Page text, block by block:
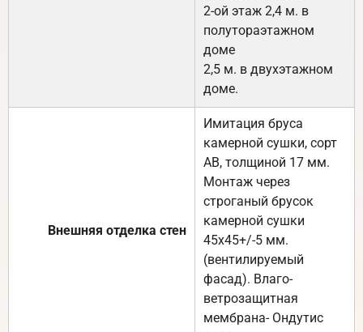
2-ой этаж 2,4 м. в
полутораэтажном
доме
2,5 м. в двухэтажном
доме.
Внешняя отделка стен
Имитация бруса
камерной сушки, сорт
АВ, толщиной 17 мм.
Монтаж через
строганый брусок
камерной сушки
45х45+/-5 мм.
(вентилируемый
фасад). Влаго-
ветрозащитная
мембрана- Ондутис